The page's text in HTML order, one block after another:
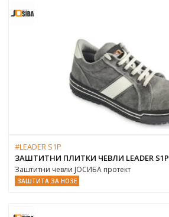
#LEADER S1P
ЗАШТИТНИ ПЛИТКИ ЧЕВЛИ LEADER S1P
Заштитни чевли ЈОСИБА протект
ЗАШТИТА ЗА НОЗЕ